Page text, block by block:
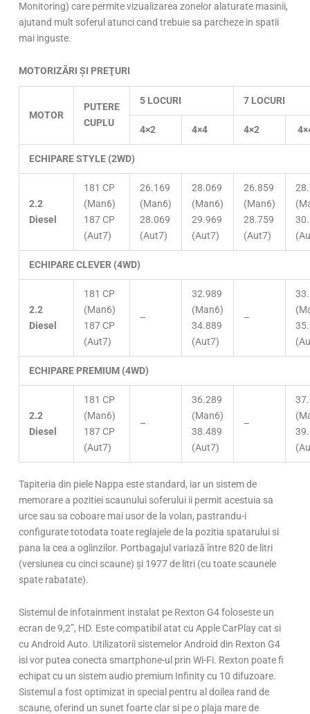
Monitoring) care permite vizualizarea zonelor alaturate masinii,
ajutand mult soferul atunci cand trebuie sa parcheze in spatii
mai inguste.
MOTORIZĂRI ŞI PREŢURI
MOTOR
PUTERE
CUPLU
5 LOCURI 7 LOCURI
4×2 4×4 4×2
ECHIPARE STYLE (2WD)
2.2
Diesel
181 CP
(Man6)
187 CP
(Aut7)
26.169
(Man6)
28.069
(Aut7)
28.069
(Man6)
29.969
(Aut7)
26.859
(Man6)
28.759
(Aut7)
ECHIPARE CLEVER (4WD)
2.2
Diesel
181 CP
(Man6)
187 CP
(Aut7)
–
32.989
(Man6)
34.889
(Aut7)
–
ECHIPARE PREMIUM (4WD)
2.2
Diesel
181 CP
(Man6)
187 CP
(Aut7)
–
36.289
(Man6)
38.489
(Aut7)
–
Tapiteria din piele Nappa este standard, iar un sistem de
memorare a pozitiei scaunului soferului ii permit acestuia sa
urce sau sa coboare mai usor de la volan, pastrandu-i
configurate totodata toate reglajele de la pozitia spatarului si
pana la cea a oglinzilor. Portbagajul variază între 820 de litri
(versiunea cu cinci scaune) și 1977 de litri (cu toate scaunele
spate rabatate).
Sistemul de infotainment instalat pe Rexton G4 foloseste un
ecran de 9,2”, HD. Este compatibil atat cu Apple CarPlay cat si
cu Android Auto. Utilizatorii sistemelor Android din Rexton G4
isi vor putea conecta smartphone-ul prin Wi-Fi. Rexton poate fi
echipat cu un sistem audio premium Infinity cu 10 difuzoare.
Sistemul a fost optimizat in special pentru al doilea rand de
scaune, oferind un sunet foarte clar si pe o plaja mare de